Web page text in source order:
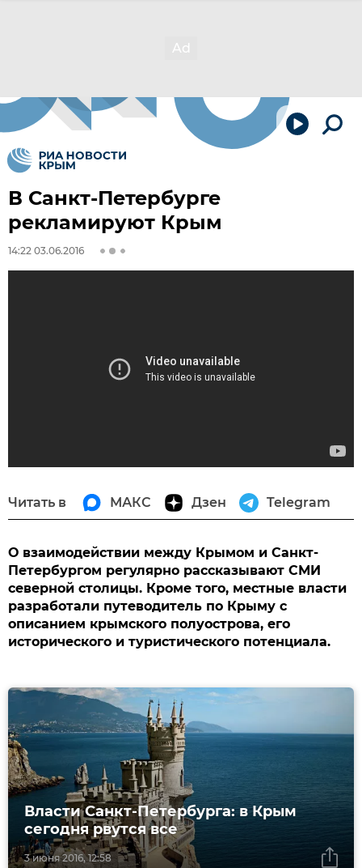
В Санкт-Петербурге
рекламируют Крым
14:22 03.06.2016
Читать в МАКС Дзен Telegram
О взаимодействии между Крымом и Санкт-
Петербургом регулярно рассказывают СМИ
северной столицы. Кроме того, местные власти
разработали путеводитель по Крыму с
описанием крымского полуострова, его
исторического и туристического потенциала.
3 июня 2016, 12:58
Власти Санкт-Петербурга: в Крым
сегодня рвутся все